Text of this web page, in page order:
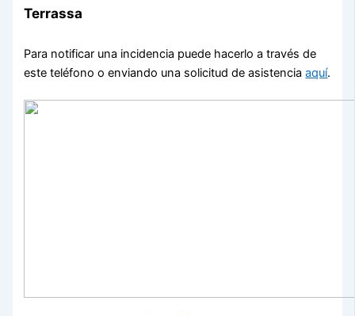
Terrassa
Para notificar una incidencia puede hacerlo a través de
este teléfono o enviando una solicitud de asistenciaaquí.